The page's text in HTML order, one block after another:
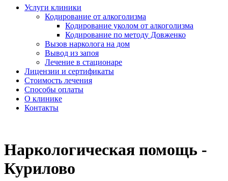
Услуги клиники
Кодирование от алкоголизма
Кодирование уколом от алкоголизма
Кодирование по методу Довженко
Вызов нарколога на дом
Вывод из запоя
Лечение в стационаре
Лицензии и сертификаты
Стоимость лечения
Способы оплаты
О клинике
Контакты
Наркологическая помощь -
Курилово